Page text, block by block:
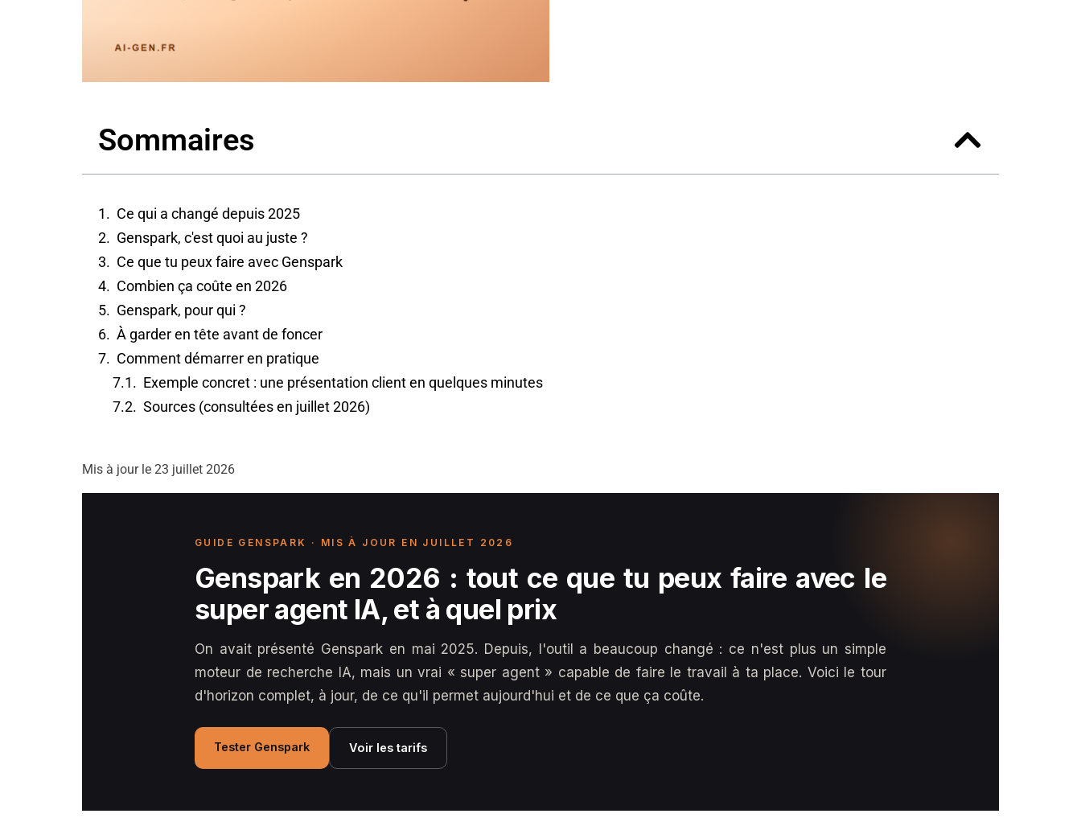
Sommaires
Ce qui a changé depuis 2025
Genspark, c'est quoi au juste ?
Ce que tu peux faire avec Genspark
Combien ça coûte en 2026
Genspark, pour qui ?
À garder en tête avant de foncer
Comment démarrer en pratique
Exemple concret : une présentation client en quelques minutes
Sources (consultées en juillet 2026)
Mis à jour le 23 juillet 2026
GUIDE GENSPARK · MIS À JOUR EN JUILLET 2026
Genspark en 2026 : tout ce que tu peux faire avec le
super agent IA, et à quel prix
On avait présenté Genspark en mai 2025. Depuis, l'outil a beaucoup changé : ce n'est plus un simple
moteur de recherche IA, mais un vrai « super agent » capable de faire le travail à ta place. Voici le tour
d'horizon complet, à jour, de ce qu'il permet aujourd'hui et de ce que ça coûte.
Tester Genspark Voir les tarifs